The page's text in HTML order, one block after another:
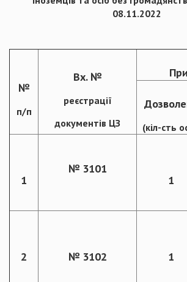
08.11.2022
№
п/п
Вх. №
реєстрації
документів ЦЗ
(кіл-сть
1
№ 3101
1
2 № 3102 1